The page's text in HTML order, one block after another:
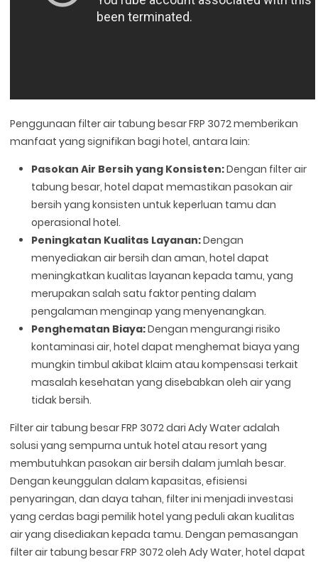
Penggunaan filter air tabung besar FRP 3072 memberikan
manfaat yang signifikan bagi hotel, antara lain:
Pasokan Air Bersih yang Konsisten:Dengan filter air
tabung besar, hotel dapat memastikan pasokan air
bersih yang konsisten untuk keperluan tamu dan
operasional hotel.
Peningkatan Kualitas Layanan:Dengan
menyediakan air bersih dan aman, hotel dapat
meningkatkan kualitas layanan kepada tamu, yang
merupakan salah satu faktor penting dalam
pengalaman menginap yang menyenangkan.
Penghematan Biaya:Dengan mengurangi risiko
kontaminasi air, hotel dapat menghemat biaya yang
mungkin timbul akibat klaim atau kompensasi terkait
masalah kesehatan yang disebabkan oleh air yang
tidak bersih.
Filter air tabung besar FRP 3072 dari Ady Water adalah
solusi yang sempurna untuk hotel atau resort yang
membutuhkan pasokan air bersih dalam jumlah besar.
Dengan keunggulan dalam kapasitas, efisiensi
penyaringan, dan daya tahan, filter ini menjadi investasi
yang cerdas bagi pemilik hotel yang peduli akan kualitas
air yang disediakan kepada tamu. Dengan pemasangan
filter air tabung besar FRP 3072 oleh Ady Water, hotel dapat